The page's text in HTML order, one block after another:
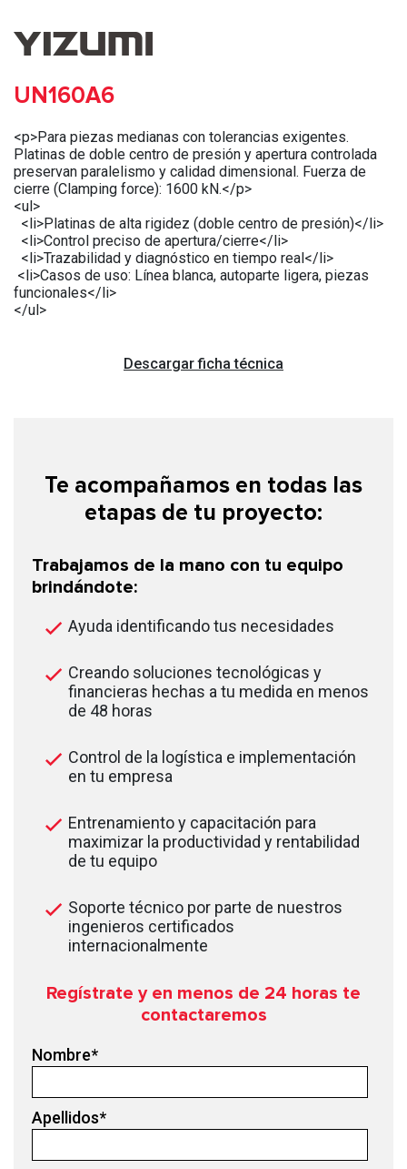
UN160A6
<p>Para piezas medianas con tolerancias exigentes.
Platinas de doble centro de presión y apertura controlada
preservan paralelismo y calidad dimensional. Fuerza de
cierre (Clamping force): 1600 kN.</p>
<ul>
<li>Platinas de alta rigidez (doble centro de presión)</li>
<li>Control preciso de apertura/cierre</li>
<li>Trazabilidad y diagnóstico en tiempo real</li>
<li>Casos de uso: Línea blanca, autoparte ligera, piezas
funcionales</li>
</ul>
Descargar ficha técnica
Te acompañamos en todas las
etapas de tu proyecto:
Trabajamos de la mano con tu equipo
brindándote:
Ayuda identificando tus necesidades
Creando soluciones tecnológicas y
financieras hechas a tu medida en menos
de 48 horas
Control de la logística e implementación
en tu empresa
Entrenamiento y capacitación para
maximizar la productividad y rentabilidad
de tu equipo
Soporte técnico por parte de nuestros
ingenieros certificados
internacionalmente
Regístrate y en menos de 24 horas te
contactaremos
Nombre*
Apellidos*